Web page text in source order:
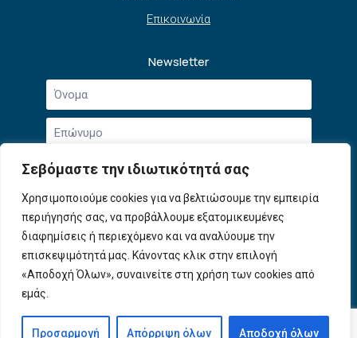
Σεβόμαστε την ιδιωτικότητά σας
Χρησιμοποιούμε cookies για να βελτιώσουμε την εμπειρία
περιήγησής σας, να προβάλλουμε εξατομικευμένες
διαφημίσεις ή περιεχόμενο και να αναλύουμε την
επισκεψιμότητά μας. Κάνοντας κλικ στην επιλογή
«Αποδοχή Όλων», συναινείτε στη χρήση των cookies από
εμάς.
Προσαρμογή Απόρριψη όλων Αποδοχή όλων
Επικοινωνία
Newsletter
Όνομα
Επώνυμο
Email
*
Αποδοχή
όρων
χρήσης
*
Συμφωνώ με την Πολιτική Απορρήτουκαι τους
Όρους Χρήσης.
Εγγραφή
© 2026 ΕΦΕΠΑΕ. All Rights Reserved